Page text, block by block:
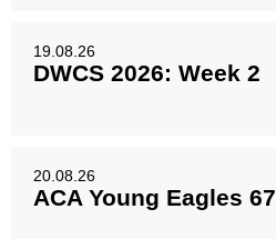
19.08.26
DWCS 2026: Week 2
20.08.26
ACA Young Eagles 67